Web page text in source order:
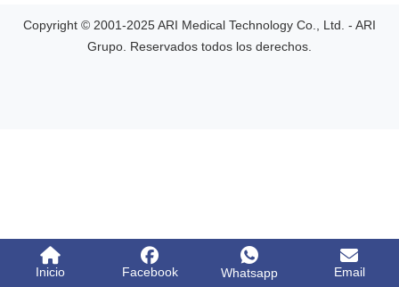
Copyright © 2001-2025 ARI Medical Technology Co., Ltd. - ARI
Grupo. Reservados todos los derechos.
Inicio Facebook Whatsapp Email